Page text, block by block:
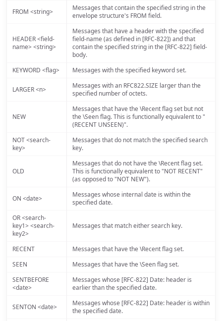
FROM <string>
Messages that contain the specified string in the
envelope structure's FROM field.
HEADER <field-
name> <string>
Messages that have a header with the specified
field-name (as defined in [RFC-822]) and that
contain the specified string in the [RFC-822] field-
body.
KEYWORD <flag>
Messages with the specified keyword set.
LARGER <n>
Messages with an RFC822.SIZE larger than the
specified number of octets.
NEW
Messages that have the \Recent flag set but not
the \Seen flag. This is functionally equivalent to "
(RECENT UNSEEN)".
NOT <search-
key>
Messages that do not match the specified search
key.
OLD
Messages that do not have the \Recent flag set.
This is functionally equivalent to "NOT RECENT"
(as opposed to "NOT NEW").
ON <date>
Messages whose internal date is within the
specified date.
OR <search-
key1> <search-
key2>
Messages that match either search key.
RECENT
Messages that have the \Recent flag set.
SEEN
Messages that have the \Seen flag set.
SENTBEFORE
<date>
Messages whose [RFC-822] Date: header is
earlier than the specified date.
SENTON <date>
Messages whose [RFC-822] Date: header is within
the specified date.